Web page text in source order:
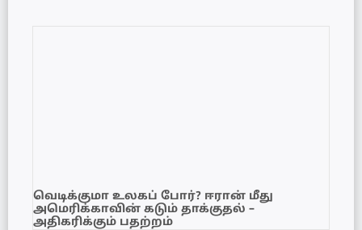
வெடிக்குமா உலகப் போர்? ஈரான் மீது
அமெரிக்காவின் கடும் தாக்குதல் –
அதிகரிக்கும் பதற்றம்